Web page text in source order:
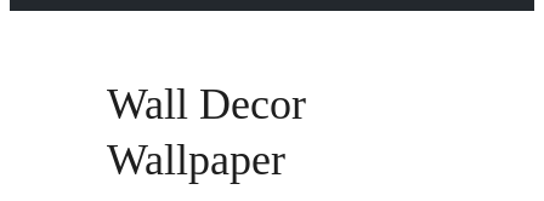
Wall Decor
Wallpaper